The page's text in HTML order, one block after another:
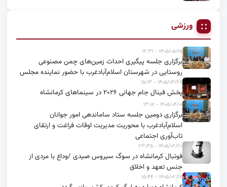
ورزشی
۱۴۰۵/۰۵/۱۵ - ۱۲:۳۱
برگزاری جلسه پیگیری احداث زمین‌های چمن مصنوعی
روستایی در شهرستان اسلام‌آبادغرب با حضور نماینده مجلس
۱۴۰۵/۰۴/۲۷ - ۱۵:۱۳
پخش فینال جام جهانی ۲۰۲۶ در سینماهای کرمانشاه
۱۴۰۵/۰۴/۰۱ - ۱۳:۱۸
برگزاری دومین جلسه ستاد ساماندهی امور جوانان
اسلام‌آبادغرب با محوریت مدیریت اوقات فراغت و ارتقای
تاب‌آوری اجتماعی
۱۴۰۵/۰۲/۲۰ - ۲۳:۳۵
فوتبال کرمانشاه در سوگ سیروس صیدی /وداع با مردی از
جنس تعهد و اخلاق
۱۴۰۵/۰۲/۱۷ - ۱۵:۴۴